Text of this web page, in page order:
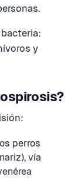
y
perros
vía